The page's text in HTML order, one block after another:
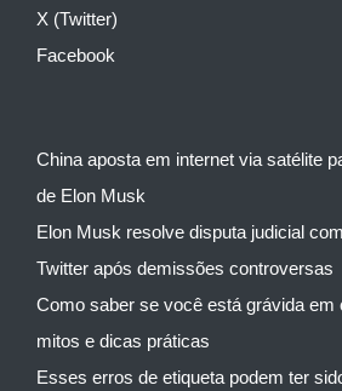
X (Twitter)
Facebook
China aposta em internet via satélite
de Elon Musk
Elon Musk resolve disputa judicial
Twitter após demissões controversas
Como saber se você está grávida em
mitos e dicas práticas
Esses erros de etiqueta podem ter